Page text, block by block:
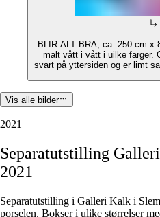
BLIR ALT BRA, ca. 250 cm x
malt vått i vått i uilke farger.
svart på yttersiden og er limt
Vis alle bilder
2021
Separatutstilling Galleri
2021
Separatutstilling i Galleri Kalk i
porselen. Bokser i ulike størrelser